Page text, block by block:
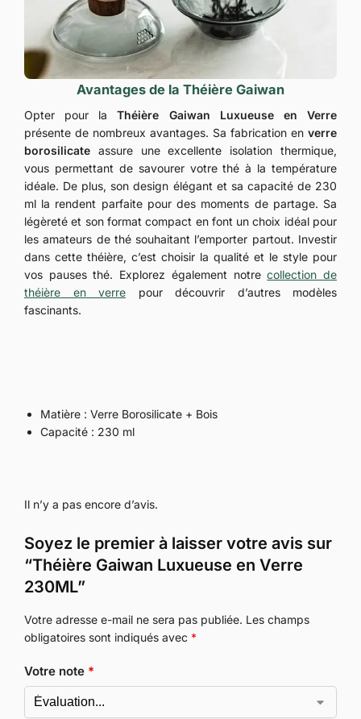
Avantages de la Théière Gaiwan
Opter pour laThéière Gaiwan Luxueuse en Verre
présente de nombreux avantages. Sa fabrication en verre
borosilicate assure une excellente isolation thermique,
vous permettant de savourer votre thé à la température
idéale. De plus, son design élégant et sa capacité de 230
ml la rendent parfaite pour des moments de partage. Sa
légèreté et son format compact en font un choix idéal pour
les amateurs de thé souhaitant l’emporter partout. Investir
dans cette théière, c’est choisir la qualité et le style pour
vos pauses thé. Explorez également notrecollection de
théière en verre pour découvrir d’autres modèles
fascinants.
Matière : Verre Borosilicate + Bois
Capacité : 230 ml
Il n’y a pas encore d’avis.
Soyez le premier à laisser votre avis sur
“Théière Gaiwan Luxueuse en Verre
230ML”
Votre adresse e-mail ne sera pas publiée. Les champs
obligatoires sont indiqués avec *
Votre note *